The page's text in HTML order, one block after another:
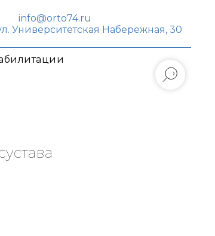
info@orto74.ru
Университетская Набережная, 30